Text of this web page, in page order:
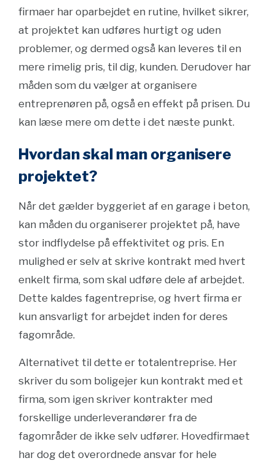
firmaer har oparbejdet en rutine, hvilket sikrer,
at projektet kan udføres hurtigt og uden
problemer, og dermed også kan leveres til en
mere rimelig pris, til dig, kunden. Derudover har
måden som du vælger at organisere
entreprenøren på, også en effekt på prisen. Du
kan læse mere om dette i det næste punkt.
Hvordan skal man organisere
projektet?
Når det gælder byggeriet af en garage i beton,
kan måden du organiserer projektet på, have
stor indflydelse på effektivitet og pris. En
mulighed er selv at skrive kontrakt med hvert
enkelt firma, som skal udføre dele af arbejdet.
Dette kaldes fagentreprise, og hvert firma er
kun ansvarligt for arbejdet inden for deres
fagområde.
Alternativet til dette er totalentreprise. Her
skriver du som boligejer kun kontrakt med et
firma, som igen skriver kontrakter med
forskellige underleverandører fra de
fagområder de ikke selv udfører. Hovedfirmaet
har dog det overordnede ansvar for hele